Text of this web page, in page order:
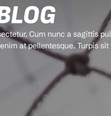
Cum nunc a sagittis
at pellentesque. Turpis sit